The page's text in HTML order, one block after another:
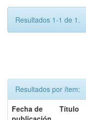
Resultados 1-1 de 1.
Resultados por ítem:
Fecha de
Título